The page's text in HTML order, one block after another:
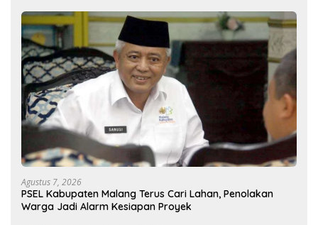
Agustus 7, 2026
PSEL Kabupaten Malang Terus Cari Lahan, Penolakan
Warga Jadi Alarm Kesiapan Proyek